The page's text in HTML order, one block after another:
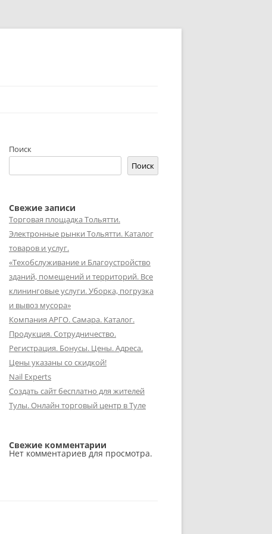
Поиск
Поиск
Свежие записи
Торговая площадка Тольятти.
Электронные рынки Тольятти. Каталог
товаров и услуг.
«Техобслуживание и Благоустройство
зданий, помещений и территорий. Все
клининговые услуги. Уборка, погрузка
и вывоз мусора»
Компания АРГО. Самара. Каталог.
Продукция. Сотрудничество.
Регистрация. Бонусы. Цены. Адреса.
Цены указаны со скидкой!
Nail Experts
Создать сайт бесплатно для жителей
Тулы. Онлайн торговый центр в Туле
Свежие комментарии
Нет комментариев для просмотра.